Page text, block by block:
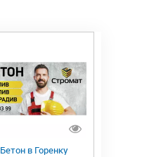
Бетон в Горенку